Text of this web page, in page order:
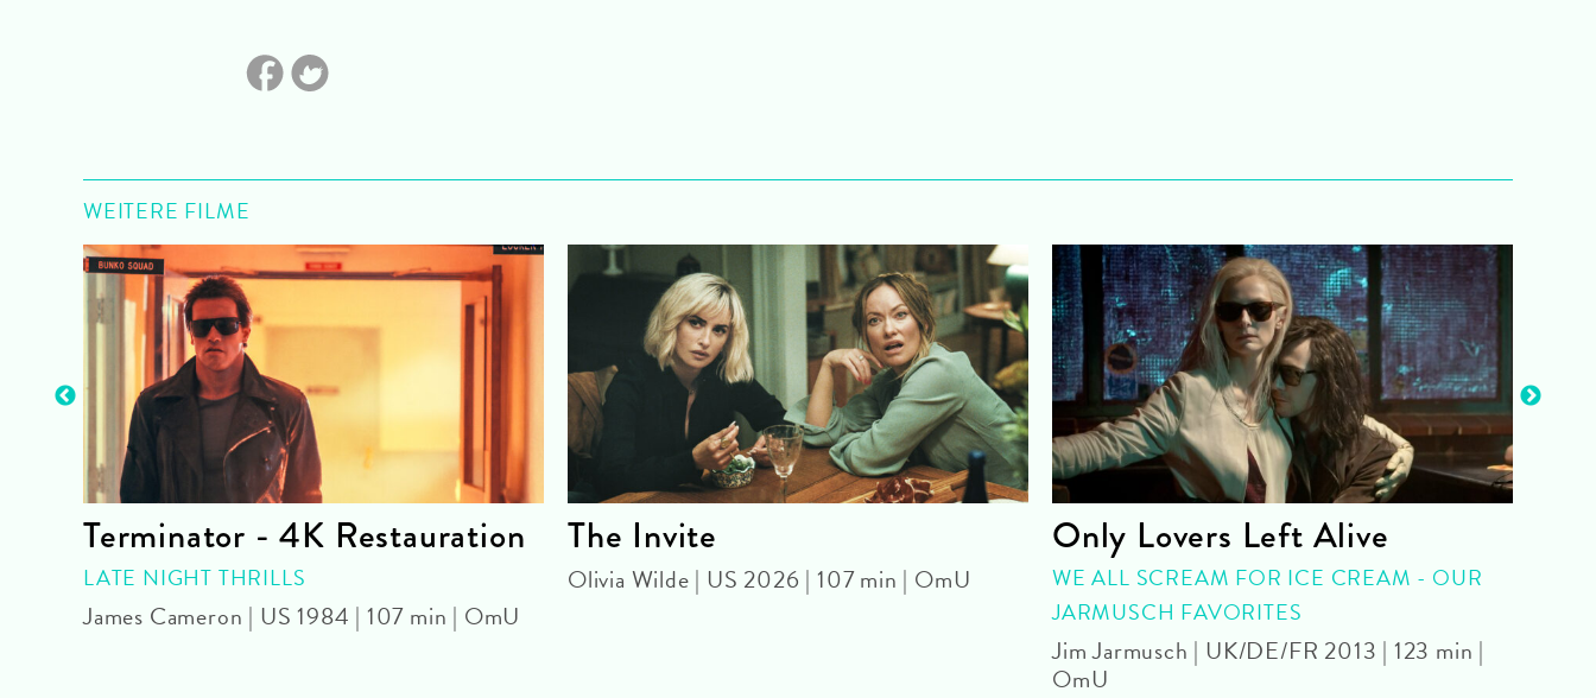
WEITERE FILME
Terminator - 4K Restauration
LATE NIGHT THRILLS
James Cameron | US 1984 | 107 min | OmU
The Invite
Olivia Wilde | US 2026 | 107 min | OmU
Only Lovers Left Alive
WE ALL SCREAM FOR ICE CREAM - OUR
JARMUSCH FAVORITES
Jim Jarmusch | UK/DE/FR 2013 | 123 min |
OmU